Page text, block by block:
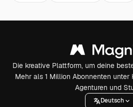
Die kreative Plattform, um deine
Mehr als 1 Million Abonnenten unter
Agenturen und
Deutsch